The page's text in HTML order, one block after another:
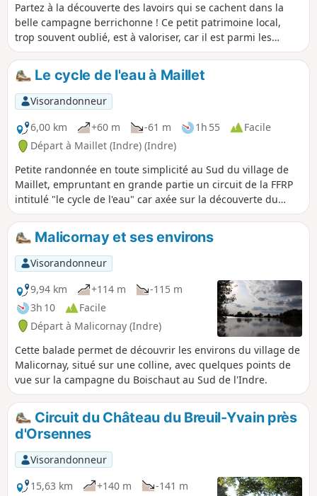
Partez à la découverte des lavoirs qui se cachent dans la
belle campagne berrichonne ! Ce petit patrimoine local,
trop souvent oublié, est à valoriser, car il est parmi les
derniers témoins d'un mode de vie passé, progressivement
transformé avec l'arrivée de l'eau courante et de l'électricité
dans les années 1960. Seules quelques pierres et anciennes
photographies témoignent encore de la vie dans nos
villages, centrée autour de ces lieux de travail, de sociabilité
et d'émancipation féminine, où se rassemblaient autrefois
les lavandières pour laver le linge.
Le cycle de l'eau à Maillet
Visorandonneur
6,00 km
+60 m -61 m 1h 55
Facile
Départ à Maillet (Indre) (Indre)
Petite randonnée en toute simplicité au Sud du village de
Maillet, empruntant en grande partie un circuit de la FFRP
intitulé "le cycle de l'eau" car axée sur la découverte du
cheminement et de l'usage de l'eau fait ici par le Syndicat
des Eaux.
Malicornay et ses environs
Visorandonneur
9,94 km
+114 m
-115 m
3h 10
Facile
Départ à Malicornay (Indre)
Cette balade permet de découvrir les environs du village de
Malicornay, situé sur une colline, avec quelques points de
vue sur la campagne du Boischaut au Sud de l'Indre.
Circuit du Château du Breuil-Yvain près
d'Orsennes
Visorandonneur
15,63 km
+140 m
-141 m